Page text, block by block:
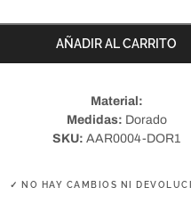
AÑADIR AL CARRITO
Material:
Medidas: Dorado
SKU: AAR0004-DOR1
✓ NO HAY CAMBIOS NI